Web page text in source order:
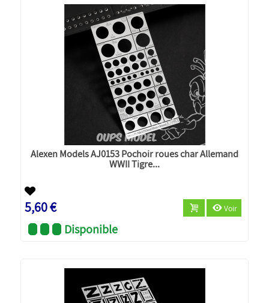
Alexen Models AJ0153 Pochoir roues char Allemand
WWII Tigre...
5,60 € Voir
Disponible